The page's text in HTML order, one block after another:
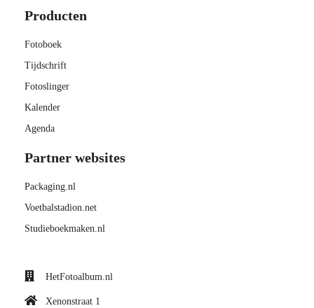
Producten
Fotoboek
Tijdschrift
Fotoslinger
Kalender
Agenda
Partner websites
Packaging.nl
Voetbalstadion.net
Studieboekmaken.nl
HetFotoalbum.nl
Xenonstraat 1